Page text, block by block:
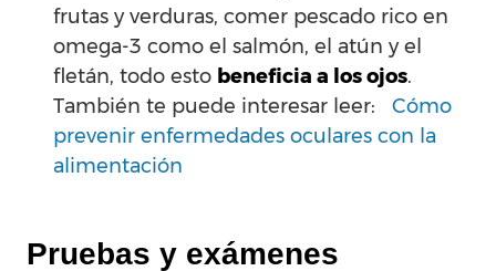
frutas y verduras, comer pescado rico en
omega-3 como el salmón, el atún y el
fletán, todo esto beneficia a los ojos.
También te puede interesar leer: Cómo
prevenir enfermedades oculares con la
alimentación
Pruebas y exámenes